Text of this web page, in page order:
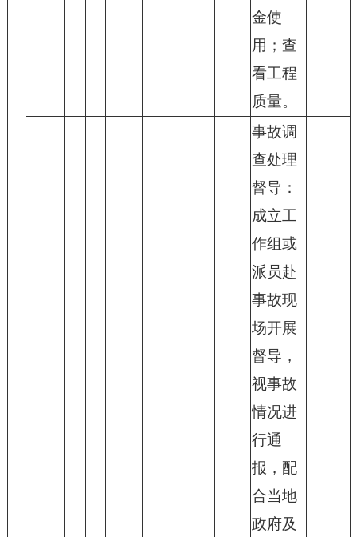
金使
用；查
看工程
质量。
事故调
查处理
督导：
成立工
作组或
派员赴
事故现
场开展
督导，
视事故
情况进
行通
报，配
合当地
政府及